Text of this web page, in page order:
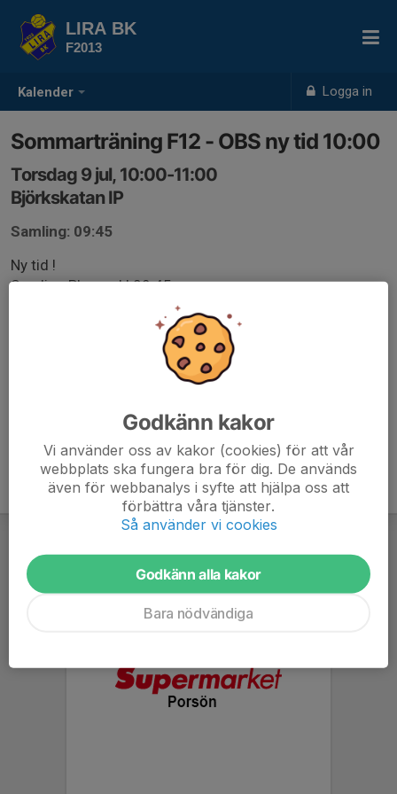
Kalender Logga in
LIRA BK
F2013
Sommarträning F12 - OBS ny tid 10:00
Torsdag 9 jul, 10:00-11:00
Björkskatan IP
Samling: 09:45
Ny tid !
Samling Planen, kl 09:45
Observera sista svarstid är 3 timmar innan träningen
startar för att F12 skall kunna planera träningen.
Godkänn kakor
Vi använder oss av kakor (cookies) för att vår
webbplats ska fungera bra för dig. De används
även för webbanalys i syfte att hjälpa oss att
förbättra våra tjänster.
Så använder vi cookies
Godkänn alla kakor
Bara nödvändiga